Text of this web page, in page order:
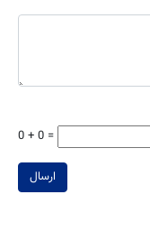
0 + 0 =
ارسال